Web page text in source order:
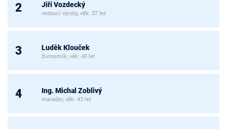
2 Jiří Vozdecký
vedoucí výroby, věk: 37 let
3 Luděk Klouček
živnostník, věk: 40 let
4 Ing. Michal Zoblivý
manažer, věk: 43 let